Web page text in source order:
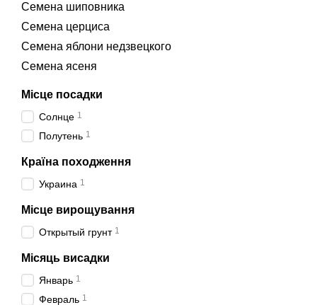
Семена шиповника
Семена церциса
Семена яблони недзвецкого
Семена ясеня
Місце посадки
Солнце 1
Полутень 1
Країна походження
Украина 1
Місце вирощування
Открытый грунт 1
Місяць висадки
Январь 1
Февраль 1